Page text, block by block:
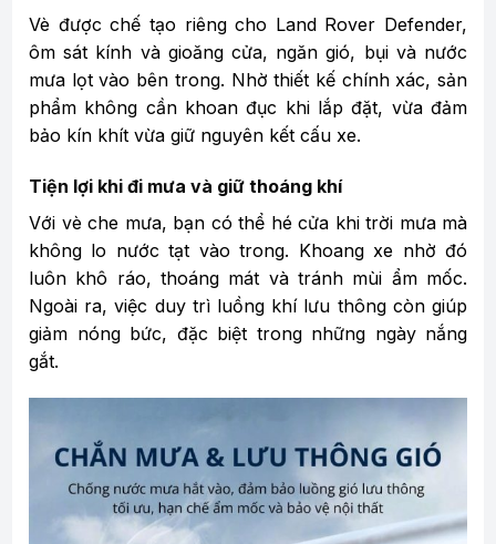
Vè được chế tạo riêng cho Land Rover Defender,
ôm sát kính và gioăng cửa, ngăn gió, bụi và nước
mưa lọt vào bên trong. Nhờ thiết kế chính xác, sản
phẩm không cần khoan đục khi lắp đặt, vừa đảm
bảo kín khít vừa giữ nguyên kết cấu xe.
Tiện lợi khi đi mưa và giữ thoáng khí
Với vè che mưa, bạn có thể hé cửa khi trời mưa mà
không lo nước tạt vào trong. Khoang xe nhờ đó
luôn khô ráo, thoáng mát và tránh mùi ẩm mốc.
Ngoài ra, việc duy trì luồng khí lưu thông còn giúp
giảm nóng bức, đặc biệt trong những ngày nắng
gắt.